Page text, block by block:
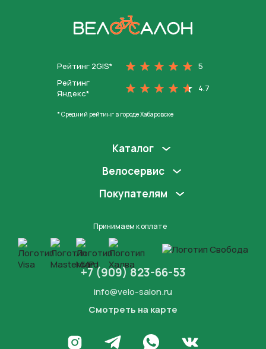
Рейтинг 2GIS*
5
Рейтинг
Яндекс*
4.7
* Средний рейтинг в городе Хабаровске
Каталог
Велосервис
Покупателям
Принимаем к оплате
+7 (909) 823-66-53
info@velo-salon.ru
Смотреть на карте
Перейти в Инстаграм
Написать в Телеграм
Написать в WhatsApp
Перейти во